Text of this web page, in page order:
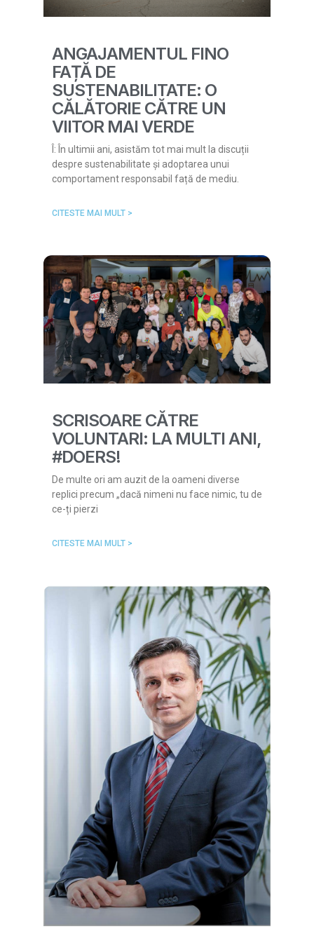
ANGAJAMENTUL FINO
FAȚĂ DE
SUSTENABILITATE: O
CĂLĂTORIE CĂTRE UN
VIITOR MAI VERDE
Î: În ultimii ani, asistăm tot mai mult la discuții
despre sustenabilitate și adoptarea unui
comportament responsabil față de mediu.
CITESTE MAI MULT >
SCRISOARE CĂTRE
VOLUNTARI: LA MULTI ANI,
#DOERS!
De multe ori am auzit de la oameni diverse
replici precum „dacă nimeni nu face nimic, tu de
ce-ți pierzi
CITESTE MAI MULT >